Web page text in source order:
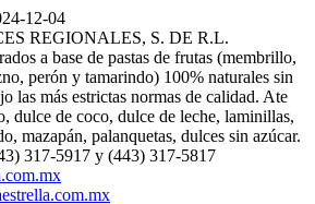
12-04
REGIONALES, S. DE R.L.
a base de pastas de frutas (membrillo,
perón y tamarindo) 100% naturales sin
las más estrictas normas de calidad. Ate
dulce de coco, dulce de leche, laminillas,
mazapán, palanquetas, dulces sin azúcar.
317-5917 y (443) 317-5817